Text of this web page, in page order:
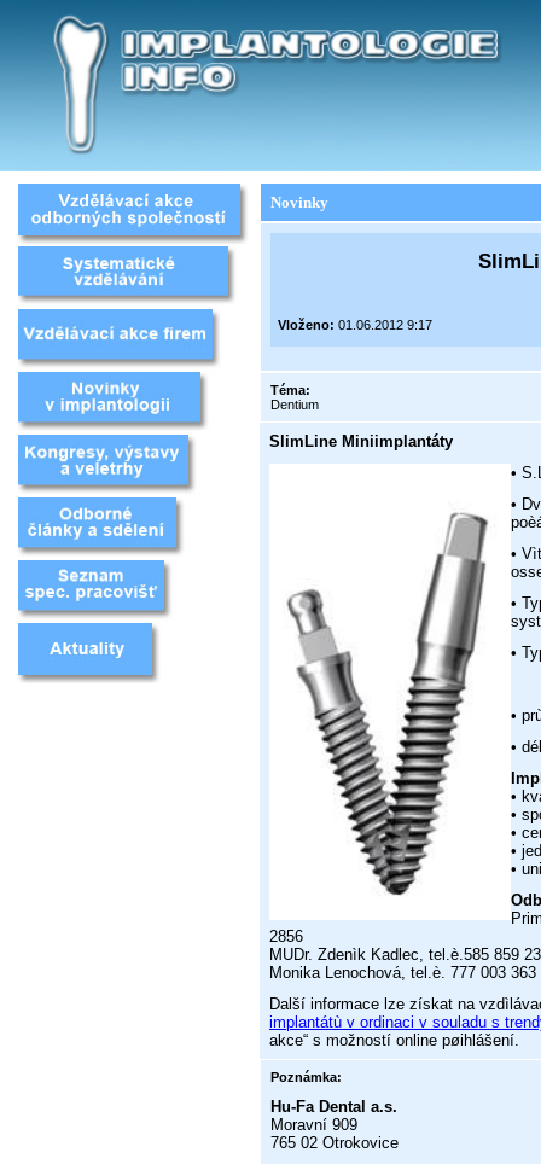
Novinky
Vloženo: 01.06.2012 9:17
Téma:
Dentium
SlimLine Miniimplantáty
•
•
•
•
•
•
•
•
•
•
•
•
2856
MUDr. Zdenìk Kadlec, tel.è.585 859
Monika Lenochová, tel.è. 777 003 363
Další informace lze získat na
implantátù v ordinaci v souladu s
akce“ s možností online pøihlášení.
Poznámka:
Hu-Fa Dental a.s.
Moravní 909
765 02 Otrokovice